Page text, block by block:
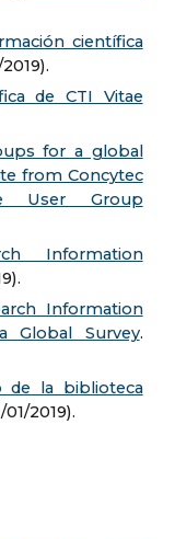
científica
de CTI Vitae
for a global
from Concytec
User Group
Information
Information
Global Survey.
de la biblioteca
/01/2019).